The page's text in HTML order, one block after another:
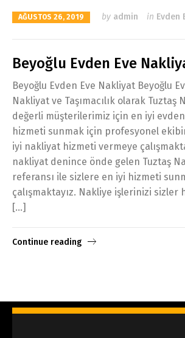
AĞUSTOS 26, 2019 by admin in Evden
Beyoğlu Evden Eve
Beyoğlu Evden Eve Nakliyat Beyoğlu
Nakliyat ve Taşımacılık olarak Tuztaş
değerli müşterilerimiz için en iyi
hizmeti sunmak için profesyonel
iyi nakliyat hizmeti vermeye
nakliyat denince önde gelen Tuztaş
referansı ile sizlere en iyi hizmeti
çalışmaktayız. Nakliye işlerinizi sizler
[…]
Continue reading